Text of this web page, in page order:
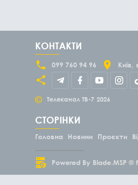
КОНТАКТИ
099 760 94 96 Київ
© Телеканал ТВ-7 2026
СТОРІНКИ
Головна Новини Проєкти
Powered By Blade.MSP ®